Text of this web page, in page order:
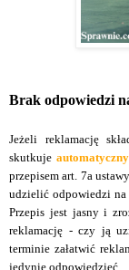
Brak odpowiedzi
Jeżeli reklamację
skutkuje
przepisem art. 7a
udzielić odpowiedzi
Przepis jest jasny i
reklamację - czy ją
terminie załatwić
jedynie odpowiedzieć.